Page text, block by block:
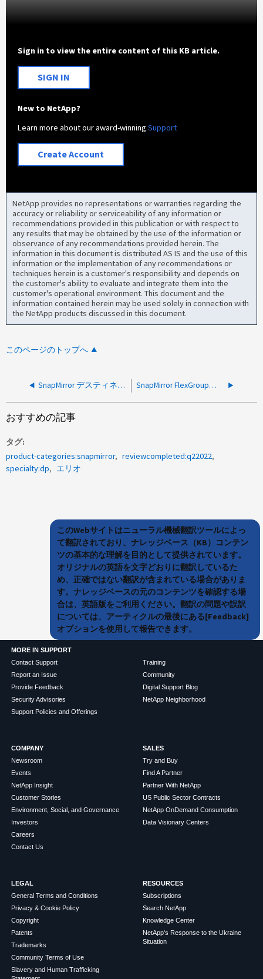
Sign in to view the entire content of this KB article.
SIGN IN
New to NetApp?
Learn more about our award-winningSupport
Create Account
NetApp provides no representations or warranties regarding the
accuracy or reliability or serviceability of any information or
recommendations provided in this publication or with respect to
any results that may be obtained by the use of the information or
observance of any recommendations provided herein. The
information in this document is distributed AS IS and the use of this
information or the implementation of any recommendations or
techniques herein is a customer's responsibility and depends on
the customer's ability to evaluate and integrate them into the
customer's operational environment. This document and the
information contained herein may be used solely in connection with
the NetApp products discussed in this document.
このページのトップへ
SnapMirror デスティネーションボリュームでのアグリゲート内のスペース使用量は、ソースボリュームとは異なります SnapMirror FlexGroupデスティネーションボリュームにエラーで追加されたConstituentsが含まれています
おすすめの記事
タグ
product-categories:snapmirror
reviewcompleted:q22022
specialty:dp
エリオ
このWebサイトはニューラル機械翻訳ツールによっ
て翻訳されており、ナレッジベース（KB）コンテン
ツの基本的な理解を目的として提供されています。
オリジナルの英語を文字どおりに翻訳しているた
め、正確ではない翻訳が含まれている場合がありま
す。ナレッジベースの元のコンテンツを確認する場
合は、英語版をご利用ください。翻訳の問題や誤訳
については、アーティクルの最後にある[Feedback]
オプションを使用して報告できます。
MORE IN SUPPORT
Contact Support
Report an Issue
Provide Feedback
Security Advisories
Support Policies and Offerings
Training
Community
Digital Support Blog
NetApp Neighborhood
COMPANY
Newsroom
Events
NetApp Insight
Customer Stories
Environment, Social, and Governance
Investors
Careers
Contact Us
SALES
Try and Buy
Find A Partner
Partner With NetApp
US Public Sector Contracts
NetApp OnDemand Consumption
Data Visionary Centers
LEGAL
General Terms and Conditions
Privacy & Cookie Policy
Copyright
Patents
Trademarks
Community Terms of Use
Slavery and Human Trafficking
RESOURCES
Subscriptions
Search NetApp
Knowledge Center
NetApp's Response to the Ukraine
Situation